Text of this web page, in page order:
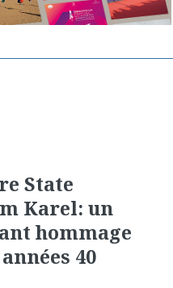
State
Karel: un
hommage
40